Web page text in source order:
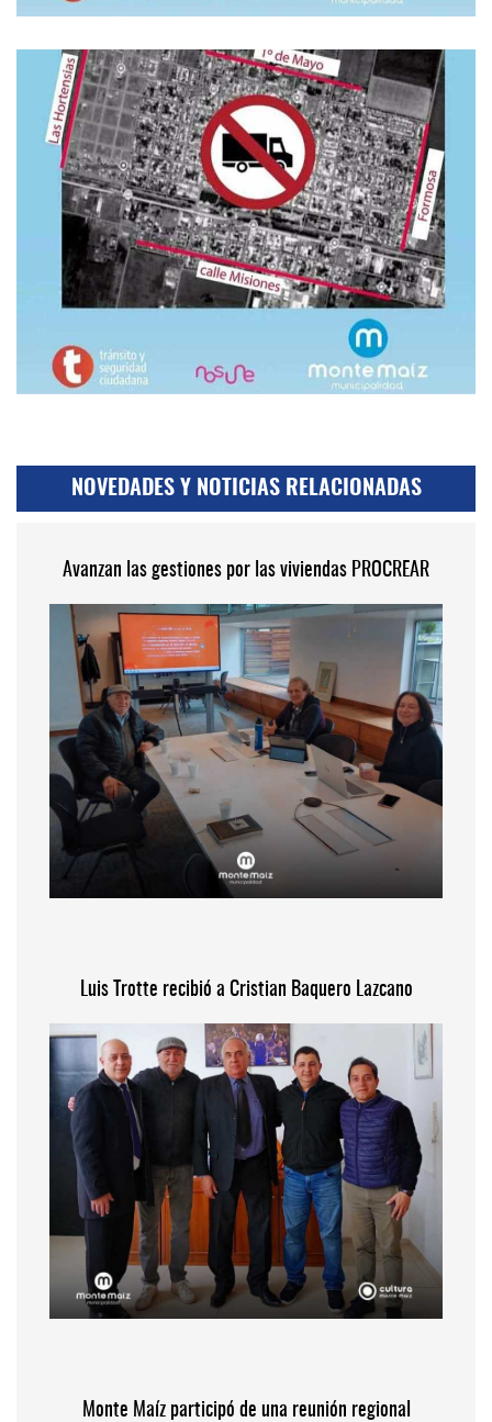
NOVEDADES Y NOTICIAS RELACIONADAS
Avanzan las gestiones por las viviendas PROCREAR
Luis Trotte recibió a Cristian Baquero Lazcano
Monte Maíz participó de una reunión regional